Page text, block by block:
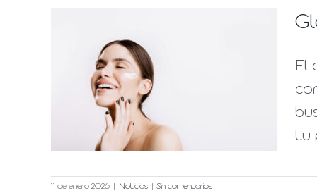
El
tu
11 de enero 2026 Noticias Sin comentarios